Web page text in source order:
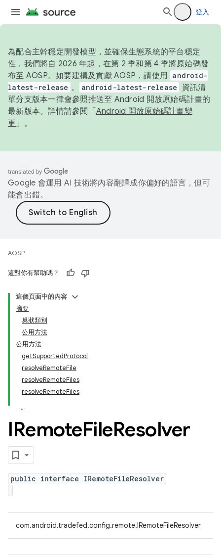
登入
為配合主幹穩定開發模型，並確保生態系統的平台穩定
性，我們將自 2026 年起，在第 2 季和第 4 季將原始碼發
布至 AOSP。如要建構及貢獻 AOSP，請使用 android-
latest-release 。 android-latest-release
資訊清
單分支版本一律會參照推送至 Android 開放原始碼計畫的
最新版本。詳情請參閱「 Android 開放原始碼計畫變
更 」。
Google 會運用 AI 技術將內容翻譯成你偏好的語言，但可
能會出錯。
AOSP
這對你有幫助嗎？
這個頁面中的內容
摘要
巢狀類別
公用方法
公用方法
getSupportedProtocol
resolveRemoteFile
resolveRemoteFiles
resolveRemoteFiles
IRemoteFileResolver
public interface IRemoteFileResolver
com.android.tradefed.config.remote.IRemoteFileResolver